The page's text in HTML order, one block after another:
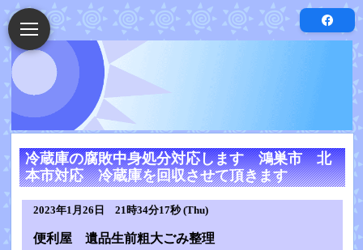
冷蔵庫の腐敗中身処分対応します 鴻巣市 北
本市対応 冷蔵庫を回収させて頂きます
2023年1月26日 21時34分17秒 (Thu)
便利屋 遺品生前粗大ごみ整理